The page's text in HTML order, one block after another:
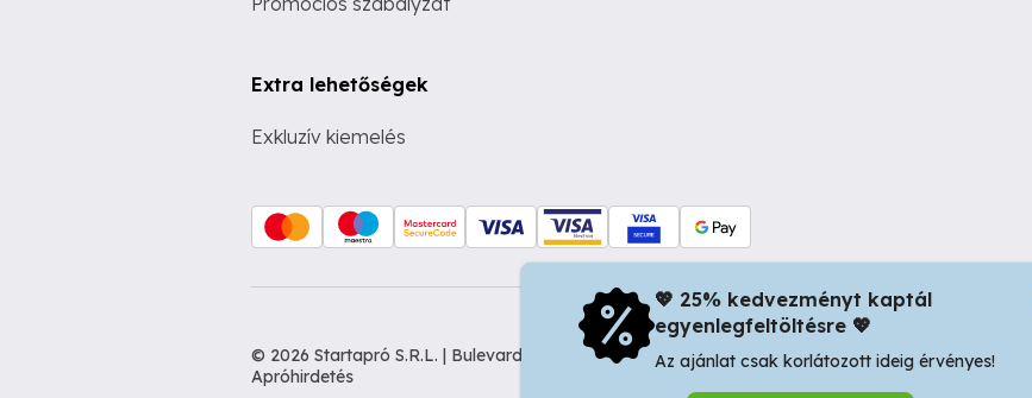
Extra lehetőségek
Exkluzív kiemelés
© 2026 Startapró S.R.L. | Bulevardul Dacia nr 34, Oradea 410346, Romania | Tax ID: RO44483373 -
Apróhirdetés
💖 25% kedvezményt kaptál
egyenlegfeltöltésre 💖
Az ajánlat csak korlátozott ideig érvényes!